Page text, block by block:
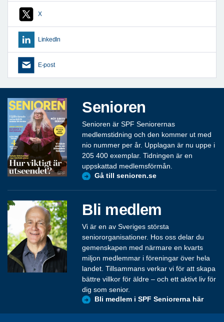
X
LinkedIn
E-post
Senioren
Senioren är SPF Seniorernas
medlemstidning och den kommer ut med
nio nummer per år. Upplagan är nu uppe i
205 400 exemplar. Tidningen är en
uppskattad medlemsförmån.
Gå till senioren.se
Bli medlem
Vi är en av Sveriges största
seniororganisationer. Hos oss delar du
gemenskapen med närmare en kvarts
miljon medlemmar i föreningar över hela
landet. Tillsammans verkar vi för att skapa
bättre villkor för äldre – och ett aktivt liv för
dig som senior.
Bli medlem i SPF Seniorerna här